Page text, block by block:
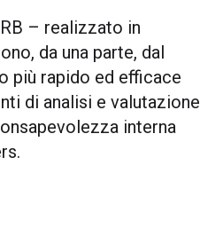
– realizzato in
da una parte, dal
più rapido ed efficace
di analisi e valutazione
interna